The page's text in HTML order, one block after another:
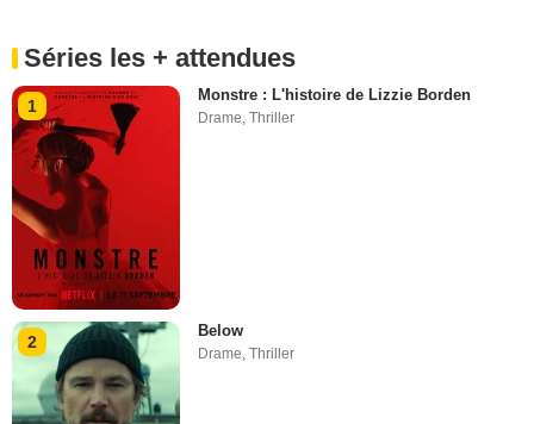
Séries les + attendues
1
Monstre : L'histoire de Lizzie Borden
Drame,Thriller
2
Below
Drame,Thriller